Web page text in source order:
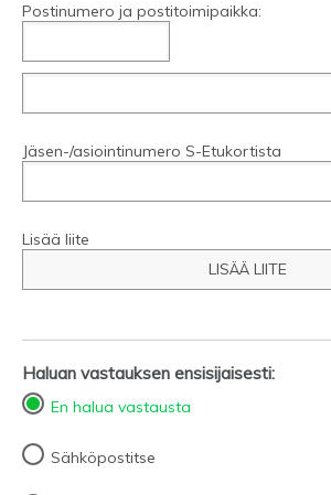
Postinumero ja postitoimipaikka:
Jäsen-/asiointinumero S-Etukortista
Lisää liite
LISÄÄ LIITE
Haluan vastauksen ensisijaisesti:
En halua vastausta
Sähköpostitse